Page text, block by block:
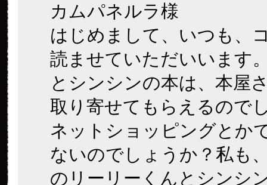
カムパネルラ様
はじめまして、いつも、
読ませていただいいます
とシンシンの本は、本屋
取り寄せてもらえるので
ネットショッピングとか
ないのでしょうか？私も
のリーリーくんとシンシ